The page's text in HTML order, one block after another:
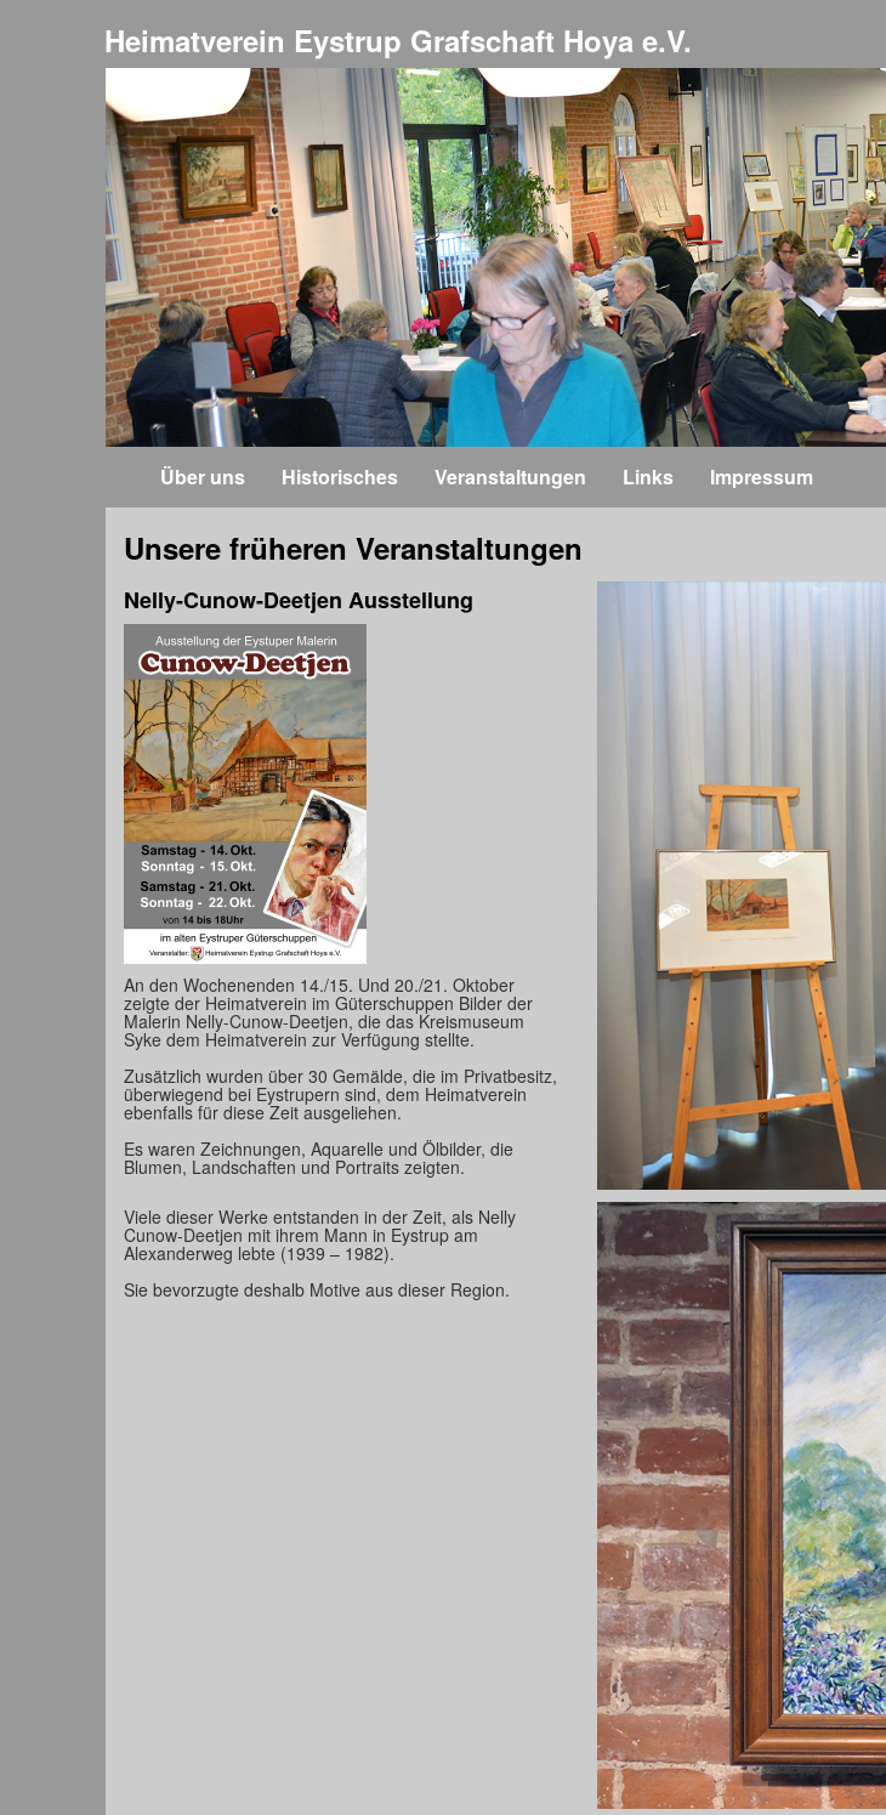
Heimatverein Eystrup Grafschaft Hoya e.V.
Über uns Historisches Veranstaltungen Links Impressum
Unsere früheren Veranstaltungen
Nelly-Cunow-Deetjen Ausstellung
An den Wochenenden 14./15. Und 20./21. Oktober
zeigte der Heimatverein im Güterschuppen Bilder der
Malerin Nelly-Cunow-Deetjen, die das Kreismuseum
Syke dem Heimatverein zur Verfügung stellte.
Zusätzlich wurden über 30 Gemälde, die im Privatbesitz,
überwiegend bei Eystrupern sind, dem Heimatverein
ebenfalls für diese Zeit ausgeliehen.
Es waren Zeichnungen, Aquarelle und Ölbilder, die
Blumen, Landschaften und Portraits zeigten.
Viele dieser Werke entstanden in der Zeit, als Nelly
Cunow-Deetjen mit ihrem Mann in Eystrup am
Alexanderweg lebte (1939 – 1982).
Sie bevorzugte deshalb Motive aus dieser Region.